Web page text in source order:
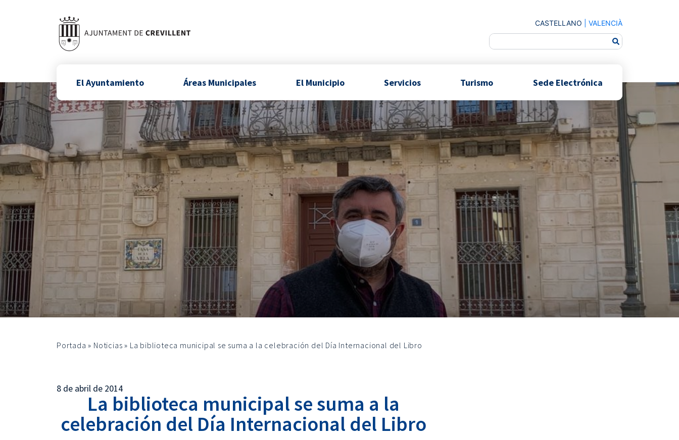
CASTELLANO VALENCIÀ
El Ayuntamiento Áreas Municipales El Municipio Servicios Turismo Sede Electrónica
Portada » Noticias » La biblioteca municipal se suma a la celebración del Día Internacional del Libro
8 de abril de 2014
La biblioteca municipal se suma a la
celebración del Día Internacional del Libro